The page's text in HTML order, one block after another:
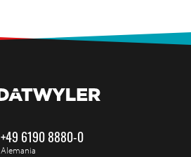
+49 6190 8880-0
Alemania